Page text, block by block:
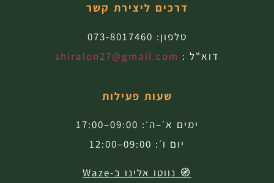
דרכים ליצירת קשר
טלפון: 073-8017460
דוא"ל : shiralon27@gmail.com
שעות פעילות
ימים א׳–ה׳: 09:00–17:00
יום ו׳: 09:00–12:00
🧭 נווטו אלינו ב-Waze